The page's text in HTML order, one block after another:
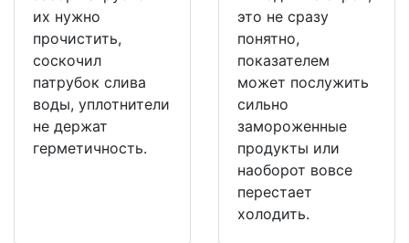
их нужно
прочистить,
соскочил
патрубок слива
воды, уплотнители
не держат
герметичность.
это не сразу
понятно,
показателем
может послужить
сильно
замороженные
продукты или
наоборот вовсе
перестает
холодить.